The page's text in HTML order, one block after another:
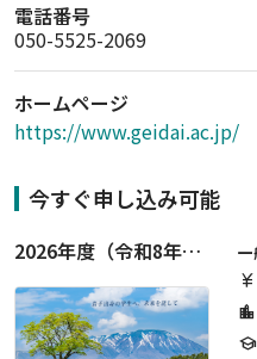
電話番号
050-5525-2069
ホームページ
https://www.geidai.ac.jp/
今すぐ申し込み可能
2026年度（令和8年度）第２期 一般財団法人イーハトーブ育英会奨学生募集（給付型） 日本国内及び海外の大学・大学院に自宅外通学をする学生に生活費の一部(家賃半額相当)を給付【岩手県が本籍地の大学生または大学院生対象】
currency_yen
location_city
school